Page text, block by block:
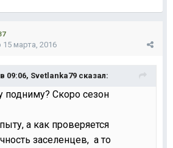
15 марта, 2016
09:06, Svetlanka79 сказал:
Скоро сезон
а как проверяется
заселенцев, а то